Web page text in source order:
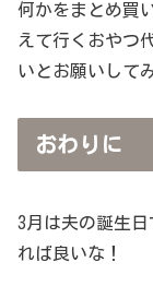
何かをまとめ買
えて行くおやつ
いとお願いして
おわりに
3月は夫の誕生
れば良いな！